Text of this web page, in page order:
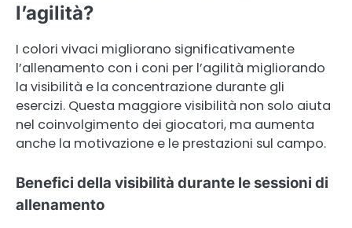
l’agilità?
I colori vivaci migliorano significativamente
l’allenamento con i coni per l’agilità migliorando
la visibilità e la concentrazione durante gli
esercizi. Questa maggiore visibilità non solo aiuta
nel coinvolgimento dei giocatori, ma aumenta
anche la motivazione e le prestazioni sul campo.
Benefici della visibilità durante le sessioni di
allenamento